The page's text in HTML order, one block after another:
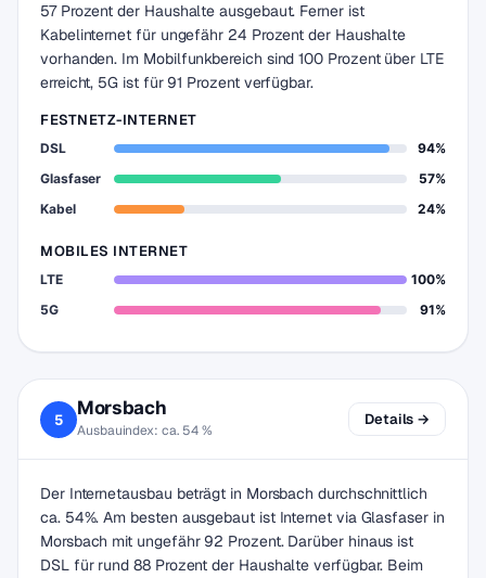
57 Prozent der Haushalte ausgebaut. Ferner ist
Kabelinternet für ungefähr 24 Prozent der Haushalte
vorhanden. Im Mobilfunkbereich sind 100 Prozent über LTE
erreicht, 5G ist für 91 Prozent verfügbar.
FESTNETZ-INTERNET
DSL
94%
Glasfaser
57%
Kabel
24%
MOBILES INTERNET
LTE
100%
5G
91%
5
Morsbach
Ausbauindex: ca. 54 %
Details →
Der Internetausbau beträgt in Morsbach durchschnittlich
ca. 54%. Am besten ausgebaut ist Internet via Glasfaser in
Morsbach mit ungefähr 92 Prozent. Darüber hinaus ist
DSL für rund 88 Prozent der Haushalte verfügbar. Beim